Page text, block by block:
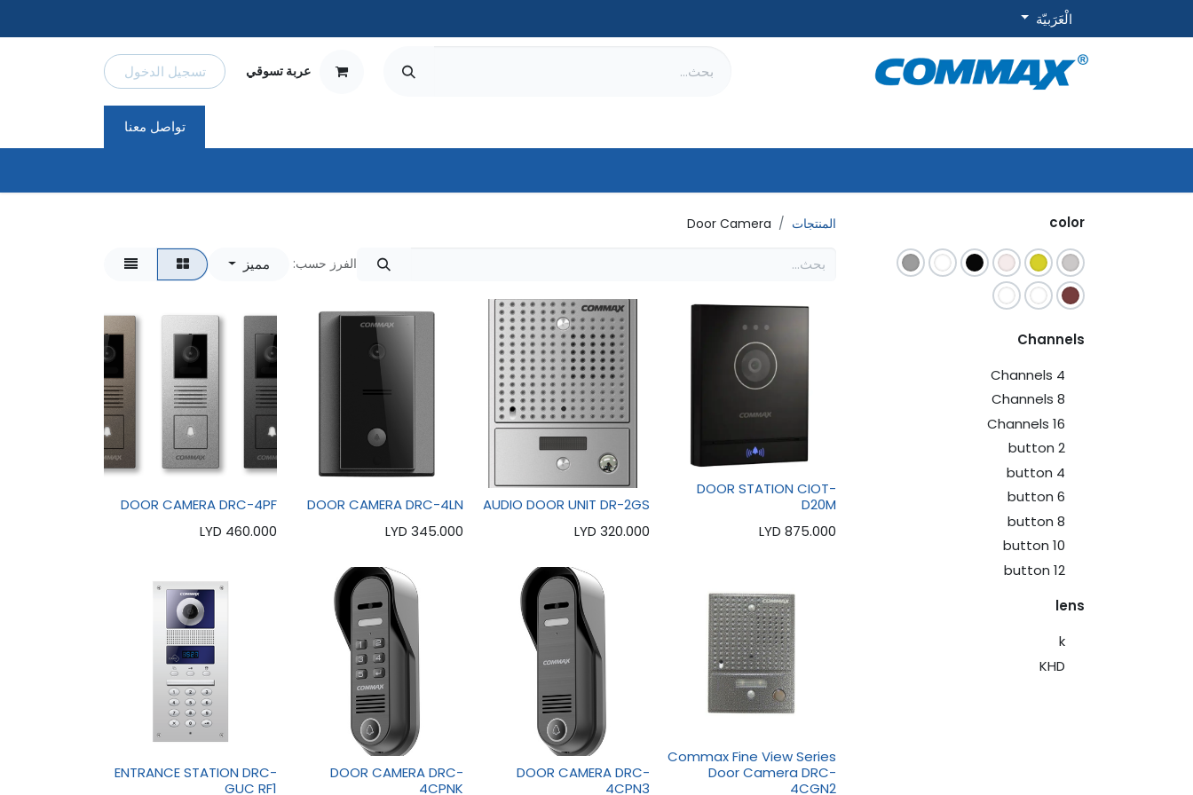
الْعَرَبيّة
عربة تسوقي تسجيل الدخول
تواصل معنا
color
Channels
4 Channels
8 Channels
16 Channels
2 button
4 button
6 button
8 button
10 button
12 button
lens
k
KHD
المنتجات Door Camera
الفرز حسب: مميز
DOOR STATION CIOT-
D20M
875.000
AUDIO DOOR UNIT DR-2GS
320.000
DOOR CAMERA DRC-4LN
345.000
DOOR CAMERA DRC-4PF
460.000
Commax Fine View Series
Door Camera DRC-
4CGN2
DOOR CAMERA DRC-
4CPN3
DOOR CAMERA DRC-
4CPNK
ENTRANCE STATION DRC-
GUC RF1